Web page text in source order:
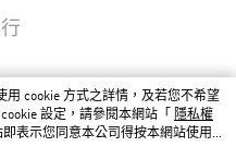
cookie 方式之詳情，及若您不希望
設定，請參閱本網站「
隱私權
表示您同意本公司得按本網站使用條